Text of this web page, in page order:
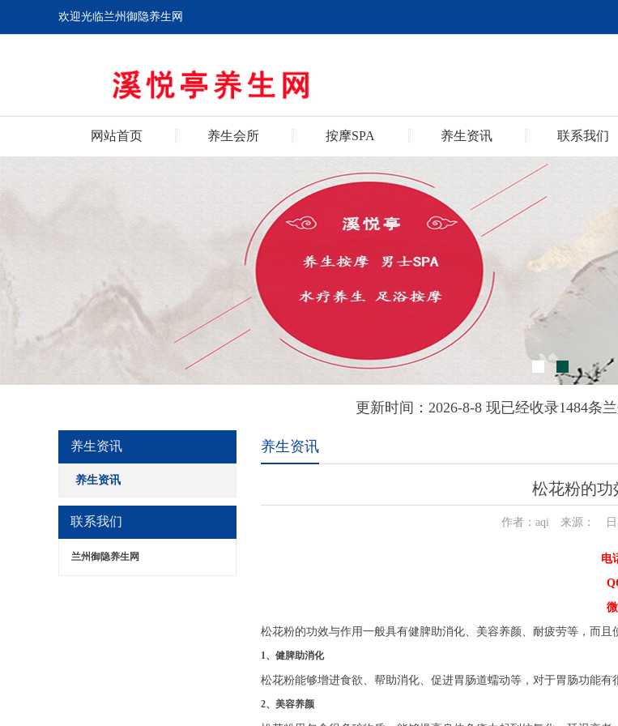
欢迎光临兰州御隐养生网
网站首页 养生会所 按摩SPA 养生资讯 联系我们
更新时间：2026-8-8 现已经收录1484条
养生资讯
养生资讯
联系我们
兰州御隐养生网
养生资讯
松花粉的功
作者：aqi 来源： 日
电
松花粉的功效与作用一般具有健脾助消化、美容养颜、耐疲劳等，而且
1、健脾助消化
松花粉能够增进食欲、帮助消化、促进胃肠道蠕动等，对于胃肠功能有
2、美容养颜